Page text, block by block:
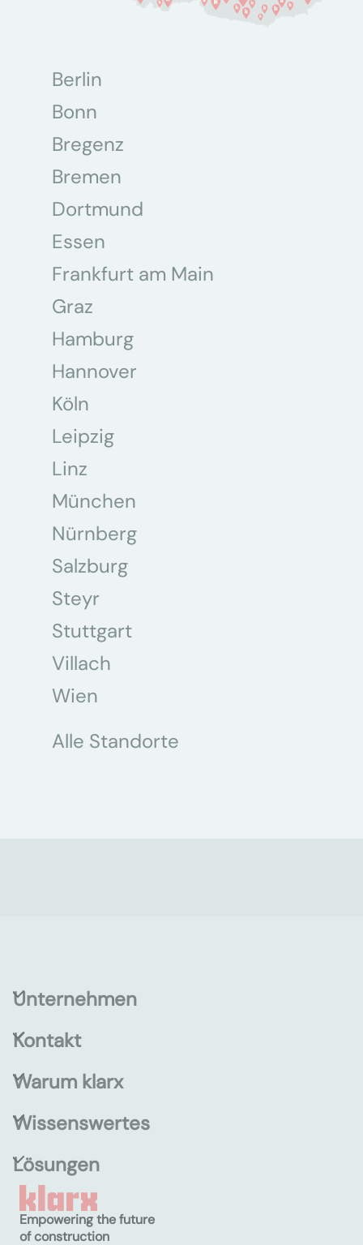
Berlin
Bonn
Bregenz
Bremen
Dortmund
Essen
Frankfurt am Main
Graz
Hamburg
Hannover
Köln
Leipzig
Linz
München
Nürnberg
Salzburg
Steyr
Stuttgart
Villach
Wien
Alle Standorte
Unternehmen
Kontakt
Warum klarx
Wissenswertes
Lösungen
Empowering the future
of construction